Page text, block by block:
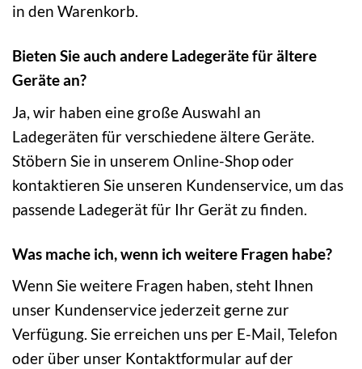
in den Warenkorb.
Bieten Sie auch andere Ladegeräte für ältere
Geräte an?
Ja, wir haben eine große Auswahl an
Ladegeräten für verschiedene ältere Geräte.
Stöbern Sie in unserem Online-Shop oder
kontaktieren Sie unseren Kundenservice, um das
passende Ladegerät für Ihr Gerät zu finden.
Was mache ich, wenn ich weitere Fragen habe?
Wenn Sie weitere Fragen haben, steht Ihnen
unser Kundenservice jederzeit gerne zur
Verfügung. Sie erreichen uns per E-Mail, Telefon
oder über unser Kontaktformular auf der